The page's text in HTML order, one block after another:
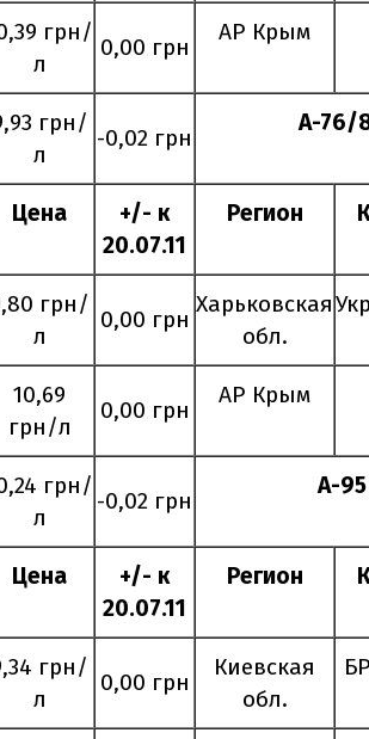
грн/
л
0,00 грн
АР Крым
грн/
л
-0,02 грн
А-76/
Цена
+/- к
20.07.11
Регион
грн/
л
0,00 грн
Харьковская
обл.
10,69
грн/л
0,00 грн
АР Крым
грн/
л
-0,02 грн
А-95
Цена
+/- к
20.07.11
Регион
грн/
л
0,00 грн
Киевская
обл.